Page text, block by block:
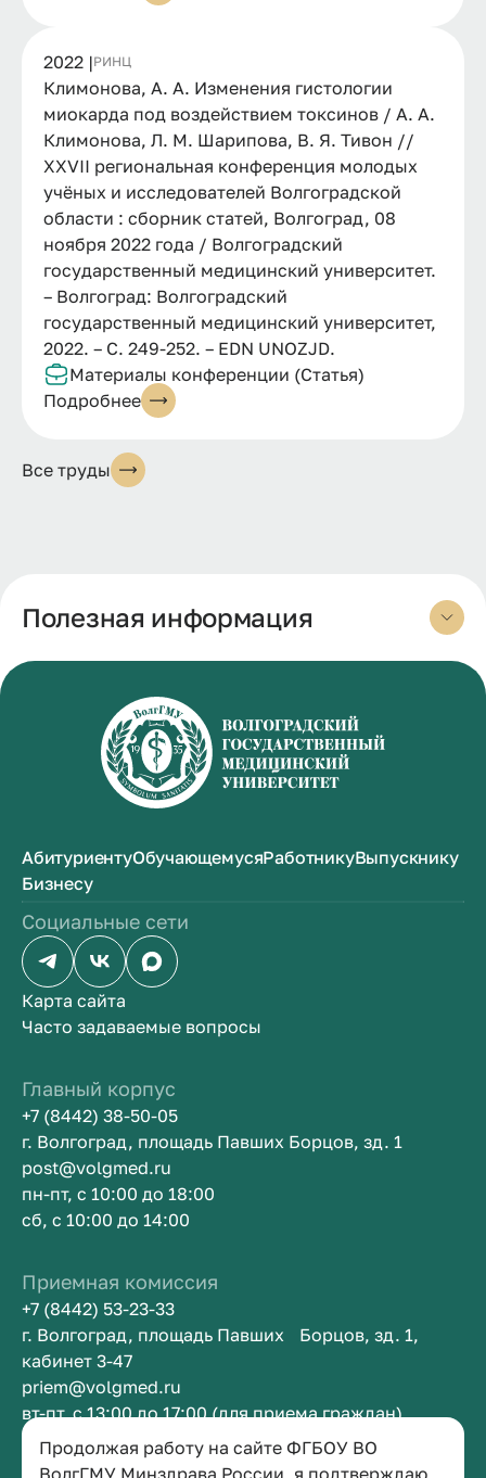
Продолжая работу на сайте ФГБОУ ВО
ВолгГМУ Минздрава России, я подтверждаю
2022 |РИНЦ
Климонова, А. А. Изменения гистологии
миокарда под воздействием токсинов / А. А.
Климонова, Л. М. Шарипова, В. Я. Тивон //
XXVII региональная конференция молодых
учёных и исследователей Волгоградской
области : сборник статей, Волгоград, 08
ноября 2022 года / Волгоградский
государственный медицинский университет.
– Волгоград: Волгоградский
государственный медицинский университет,
2022. – С. 249-252. – EDN UNOZJD.
Материалы конференции (Статья)
Подробнее
Все труды
Полезная информация
АбитуриентуОбучающемусяРаботникуВыпускнику
Бизнесу
Социальные сети
Карта сайта
Часто задаваемые вопросы
Главный корпус
+7 (8442) 38-50-05
г. Волгоград, площадь Павших Борцов, зд. 1
post@volgmed.ru
пн-пт, с 10:00 до 18:00
сб, с 10:00 до 14:00
Приемная комиссия
+7 (8442) 53-23-33
г. Волгоград, площадь Павших Борцов, зд. 1,
кабинет 3-47
priem@volgmed.ru
вт-пт, с 13:00 до 17:00 (для приема граждан)